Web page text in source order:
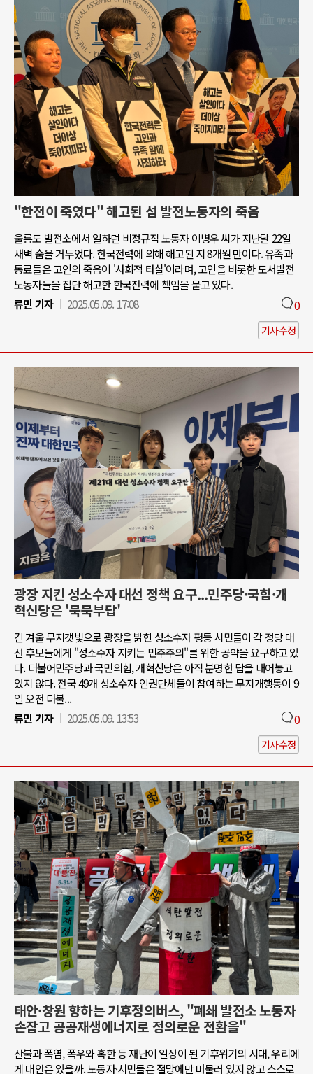
"한전이 죽였다" 해고된 섬 발전노동자의 죽음
울릉도 발전소에서 일하던 비정규직 노동자 이병우 씨가 지난달 22일
새벽 숨을 거두었다. 한국전력에 의해 해고된 지 8개월 만이다. 유족과
동료들은 고인의 죽음이 '사회적 타살'이라며, 고인을 비롯한 도서발전
노동자들을 집단 해고한 한국전력에 책임을 묻고 있다.
류민 기자
2025.05.09. 17:08 0
기사수정
광장 지킨 성소수자 대선 정책 요구...민주당·국힘·개
혁신당은 '묵묵부답'
긴 겨울 무지갯빛으로 광장을 밝힌 성소수자 평등 시민들이 각 정당 대
선 후보들에게 "성소수자 지키는 민주주의"를 위한 공약을 요구하고 있
다. 더불어민주당과 국민의힘, 개혁신당은 아직 분명한 답을 내어놓고
있지 않다. 전국 49개 성소수자 인권단체들이 참여하는 무지개행동이 9
일 오전 더불...
류민 기자
2025.05.09. 13:53 0
기사수정
태안·창원 향하는 기후정의버스, "폐쇄 발전소 노동자
손잡고 공공재생에너지로 정의로운 전환을"
산불과 폭염, 폭우와 혹한 등 재난이 일상이 된 기후위기의 시대, 우리에
게 대안은 있을까. 노동자·시민들은 절망에만 머물러 있지 않고 스스로